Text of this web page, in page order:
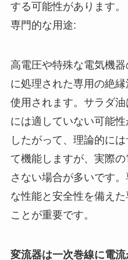
する可能性があります。
専門的な用途:
高電圧や特殊な電気機
に処理された専用の絶
使用されます。サラダ
には適していない可能性
したがって、理論的に
て機能しますが、実際
さない場合が多いです
な性能と安全性を備え
ことが重要です。
変流器は一次巻線に電